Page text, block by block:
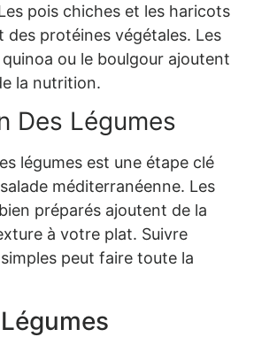
pois chiches et les haricots
protéines végétales. Les
ou le boulgour ajoutent
la nutrition.
Des Légumes
légumes est une étape clé
méditerranéenne. Les
préparés ajoutent de la
à votre plat. Suivre
peut faire toute la